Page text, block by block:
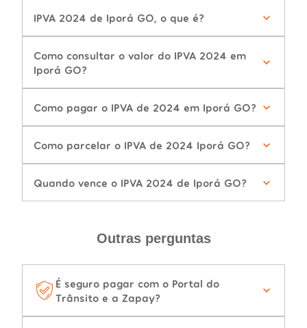
IPVA 2024 de Iporá GO, o que é?
Como consultar o valor do IPVA 2024 em
Iporá GO?
Como pagar o IPVA de 2024 em Iporá GO?
Como parcelar o IPVA de 2024 Iporá GO?
Quando vence o IPVA 2024 de Iporá GO?
Outras perguntas
É seguro pagar com o Portal do
Trânsito e a Zapay?